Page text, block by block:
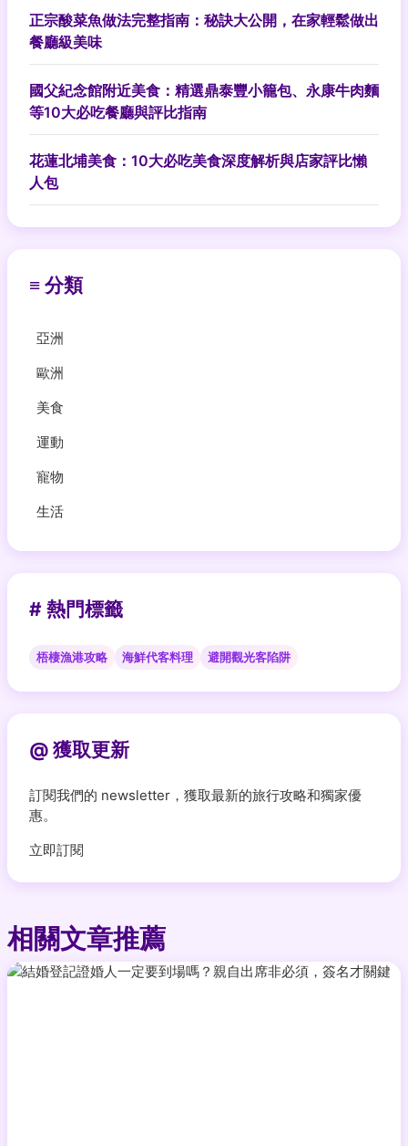
正宗酸菜魚做法完整指南：秘訣大公開，在家輕鬆做出
餐廳級美味
國父紀念館附近美食：精選鼎泰豐小籠包、永康牛肉麵
等10大必吃餐廳與評比指南
花蓮北埔美食：10大必吃美食深度解析與店家評比懶
人包
≡ 分類
亞洲
歐洲
美食
運動
寵物
生活
# 熱門標籤
梧棲漁港攻略 海鮮代客料理 避開觀光客陷阱
@ 獲取更新
訂閱我們的 newsletter，獲取最新的旅行攻略和獨家優
惠。
立即訂閱
相關文章推薦